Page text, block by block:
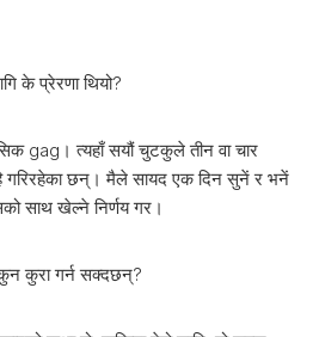
के प्रेरणा थियो?
gag। त्यहाँ सयौं चुटकुले तीन वा चार
गरिरहेका छन्। मैले सायद एक दिन सुनें र भनें
साथ खेल्ने निर्णय गर।
कुरा गर्न सक्दछन्?